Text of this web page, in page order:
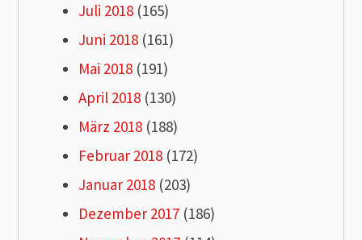
Juli 2018 (165)
Juni 2018 (161)
Mai 2018 (191)
April 2018 (130)
März 2018 (188)
Februar 2018 (172)
Januar 2018 (203)
Dezember 2017 (186)